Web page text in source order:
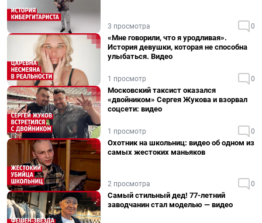
3 просмотра 0
«Мне говорили, что я уродливая».
История девушки, которая не способна
улыбаться. Видео
1 просмотр 0
Московский таксист оказался
«двойником» Сергея Жукова и взорвал
соцсети: видео
1 просмотр 0
Охотник на школьниц: видео об одном из
самых жестоких маньяков
2 просмотра 0
Самый стильный дед! 77-летний
заводчанин стал моделью — видео